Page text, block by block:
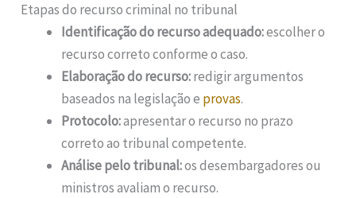
Etapas do recurso criminal no tribunal
Identificação do recurso adequado:escolher o
recurso correto conforme o caso.
Elaboração do recurso:redigir argumentos
baseados na legislação e provas.
Protocolo:apresentar o recurso no prazo
correto ao tribunal competente.
Análise pelo tribunal:os desembargadores ou
ministros avaliam o recurso.